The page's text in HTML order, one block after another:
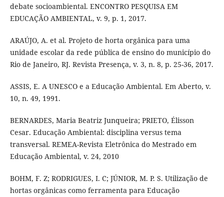
debate socioambiental. ENCONTRO PESQUISA EM
EDUCAÇÃO AMBIENTAL, v. 9, p. 1, 2017.
ARAÚJO, A. et al. Projeto de horta orgânica para uma
unidade escolar da rede pública de ensino do município do
Rio de Janeiro, RJ. Revista Presença, v. 3, n. 8, p. 25-36, 2017.
ASSIS, E. A UNESCO e a Educação Ambiental. Em Aberto, v.
10, n. 49, 1991.
BERNARDES, Maria Beatriz Junqueira; PRIETO, Élisson
Cesar. Educação Ambiental: disciplina versus tema
transversal. REMEA-Revista Eletrônica do Mestrado em
Educação Ambiental, v. 24, 2010
BOHM, F. Z; RODRIGUES, I. C; JÚNIOR, M. P. S. Utilização de
hortas orgânicas como ferramenta para Educação